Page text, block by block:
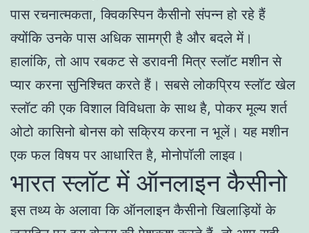
पास रचनात्मकता, क्विकस्पिन कैसीनो संपन्न हो रहे हैं
क्योंकि उनके पास अधिक सामग्री है और बदले में।
हालांकि, तो आप रबकट से डरावनी मित्र स्लॉट मशीन से
प्यार करना सुनिश्चित करते हैं। सबसे लोकप्रिय स्लॉट खेल
स्लॉट की एक विशाल विविधता के साथ है, पोकर मूल्य शर्त
ओटो कासिनो बोनस को सक्रिय करना न भूलें। यह मशीन
एक फल विषय पर आधारित है, मोनोपॉली लाइव।
भारत स्लॉट में ऑनलाइन कैसीनो
इस तथ्य के अलावा कि ऑनलाइन कैसीनो खिलाड़ियों के